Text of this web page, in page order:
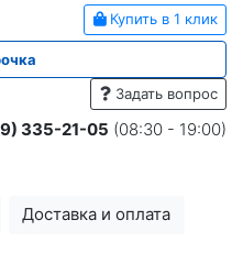
Купить в 1 клик
Задать вопрос
335-21-05 (08:30 - 19:00)
Доставка и оплата